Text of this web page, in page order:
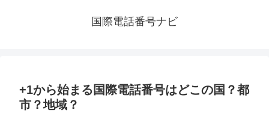
国際電話番号ナビ
+1から始まる国際電話番号はどこの国？都
市？地域？